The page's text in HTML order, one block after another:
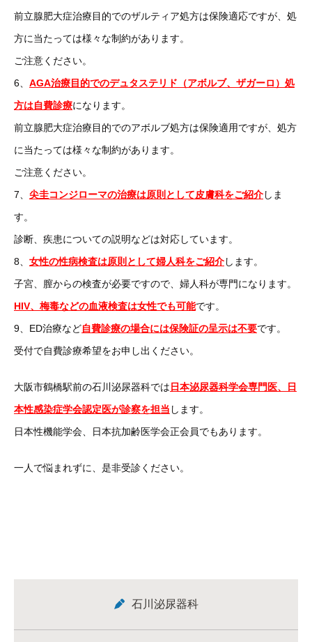
前立腺肥大症治療目的でのザルティア処方は保険適応ですが、処
方に当たっては様々な制約があります。
ご注意ください。
6、 AGA治療目的でのデュタステリド（アボルブ、ザガーロ）処
方は自費診療になります。
前立腺肥大症治療目的でのアボルブ処方は保険適用ですが、処方
に当たっては様々な制約があります。
ご注意ください。
7、 尖圭コンジローマの治療は原則として皮膚科をご紹介しま
す。
診断、疾患についての説明などは対応しています。
8、 女性の性病検査は原則として婦人科をご紹介します。
子宮、膣からの検査が必要ですので、婦人科が専門になります。
HIV、梅毒などの血液検査は女性でも可能です。
9、ED治療など自費診療の場合には保険証の呈示は不要です。
受付で自費診療希望をお申し出ください。
大阪市鶴橋駅前の石川泌尿器科では 日本泌尿器科学会専門医、日
本性感染症学会認定医が診察を担当 します。
日本性機能学会、日本抗加齢医学会正会員でもあります。
一人で悩まれずに、是非受診ください。
石川泌尿器科